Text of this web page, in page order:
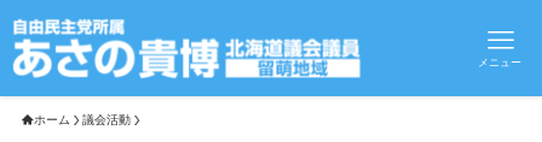
メニュー
ホーム 議会活動